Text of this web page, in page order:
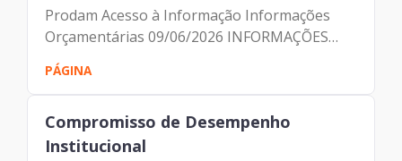
Prodam Acesso à Informação Informações
Orçamentárias 09/06/2026 INFORMAÇÕES
ORÇAMENTÁRIAS Execução orçamentária/
Fluxo de Caixa Apresentamos nesta seção o
fluxo de caixa da empresa, com...
PÁGINA
Compromisso de Desempenho
Institucional